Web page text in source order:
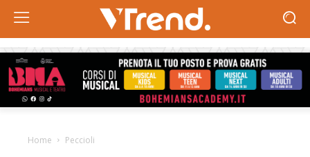
Home Peccioli